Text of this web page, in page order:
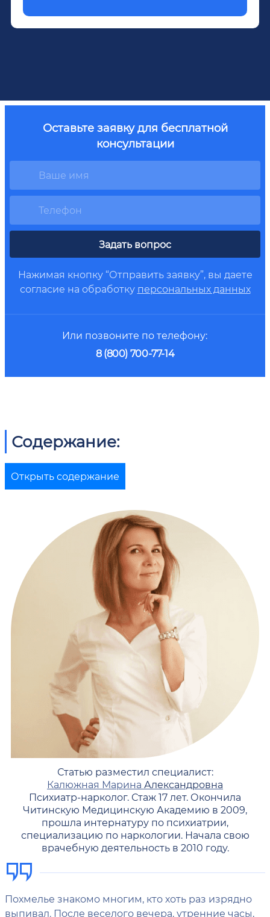
Оставьте заявку для бесплатной
консультации
Задать вопрос
Нажимая кнопку “Отправить заявку”, вы даете
согласие на обработку персональных данных
Или позвоните по телефону:
8 (800) 700-77-14
Содержание:
Открыть содержание
Статью разместил специалист:
Калюжная Марина Александровна
Психиатр-нарколог. Стаж 17 лет. Окончила
Читинскую Медицинскую Академию в 2009,
прошла интернатуру по психиатрии,
специализацию по наркологии. Начала свою
врачебную деятельность в 2010 году.
Похмелье знакомо многим, кто хоть раз изрядно
выпивал. После веселого вечера, утренние часы,